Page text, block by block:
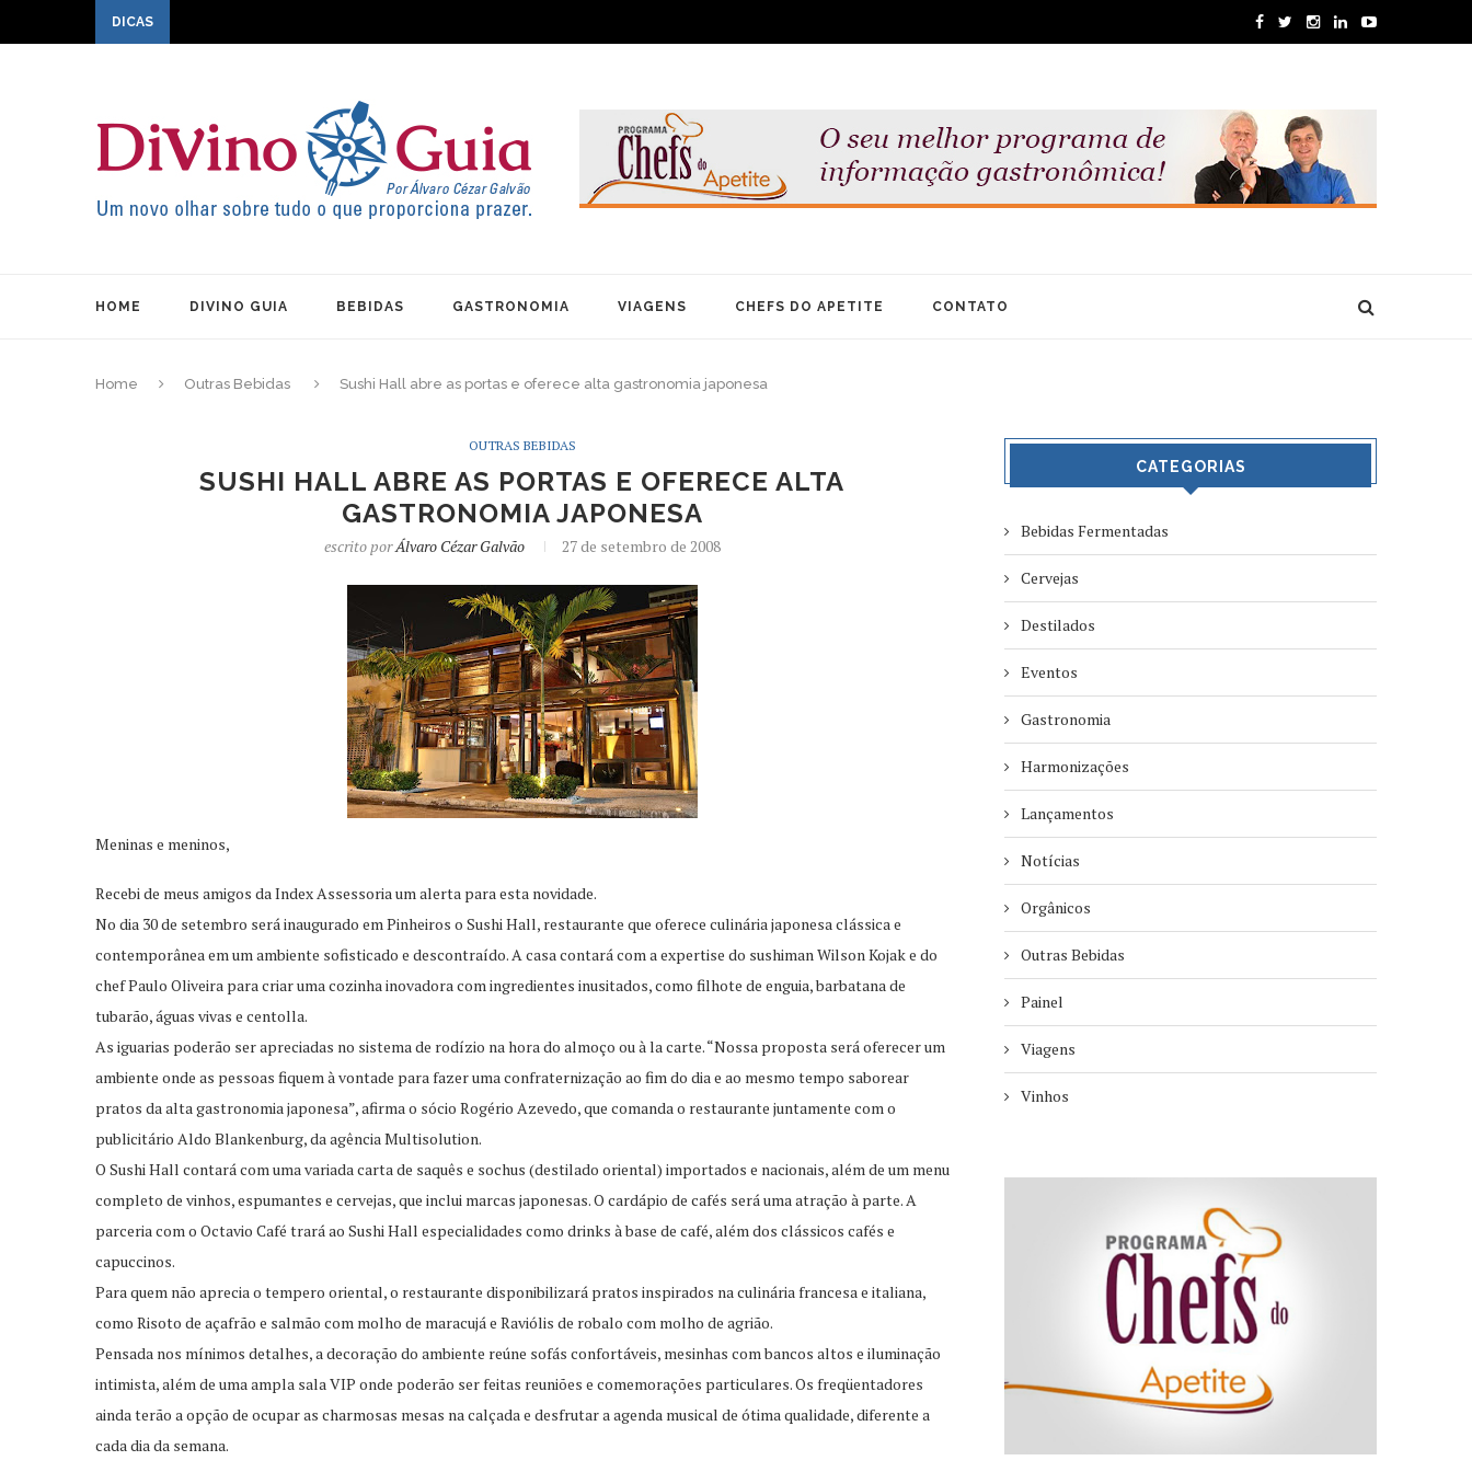
DICAS
HOME DIVINO GUIA BEBIDAS GASTRONOMIA VIAGENS CHEFS DO APETITE CONTATO
Home Outras Bebidas Sushi Hall abre as portas e oferece alta gastronomia japonesa
OUTRAS BEBIDAS
SUSHI HALL ABRE AS PORTAS E OFERECE ALTA
GASTRONOMIA JAPONESA
escrito porÁlvaro Cézar Galvão 27 de setembro de 2008
Meninas e meninos,
Recebi de meus amigos da Index Assessoria um alerta para esta novidade.
No dia 30 de setembro será inaugurado em Pinheiros o Sushi Hall, restaurante que oferece culinária japonesa clássica e
contemporânea em um ambiente sofisticado e descontraído. A casa contará com a expertise do sushiman Wilson Kojak e do
chef Paulo Oliveira para criar uma cozinha inovadora com ingredientes inusitados, como filhote de enguia, barbatana de
tubarão, águas vivas e centolla.
As iguarias poderão ser apreciadas no sistema de rodízio na hora do almoço ou à la carte. “Nossa proposta será oferecer um
ambiente onde as pessoas fiquem à vontade para fazer uma confraternização ao fim do dia e ao mesmo tempo saborear
pratos da alta gastronomia japonesa”, afirma o sócio Rogério Azevedo, que comanda o restaurante juntamente com o
publicitário Aldo Blankenburg, da agência Multisolution.
O Sushi Hall contará com uma variada carta de saquês e sochus (destilado oriental) importados e nacionais, além de um menu
completo de vinhos, espumantes e cervejas, que inclui marcas japonesas. O cardápio de cafés será uma atração à parte. A
parceria com o Octavio Café trará ao Sushi Hall especialidades como drinks à base de café, além dos clássicos cafés e
capuccinos.
Para quem não aprecia o tempero oriental, o restaurante disponibilizará pratos inspirados na culinária francesa e italiana,
como Risoto de açafrão e salmão com molho de maracujá e Raviólis de robalo com molho de agrião.
Pensada nos mínimos detalhes, a decoração do ambiente reúne sofás confortáveis, mesinhas com bancos altos e iluminação
intimista, além de uma ampla sala VIP onde poderão ser feitas reuniões e comemorações particulares. Os freqüentadores
ainda terão a opção de ocupar as charmosas mesas na calçada e desfrutar a agenda musical de ótima qualidade, diferente a
cada dia da semana.
CATEGORIAS
Bebidas Fermentadas
Cervejas
Destilados
Eventos
Gastronomia
Harmonizações
Lançamentos
Notícias
Orgânicos
Outras Bebidas
Painel
Viagens
Vinhos